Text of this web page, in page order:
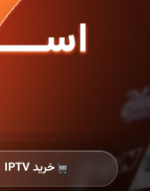
خرید IPTV